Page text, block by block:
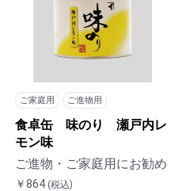
ご家庭用 ご進物用
食卓缶 味のり 瀬戸内レ
モン味
ご進物・ご家庭用にお勧め
￥864 (税込)